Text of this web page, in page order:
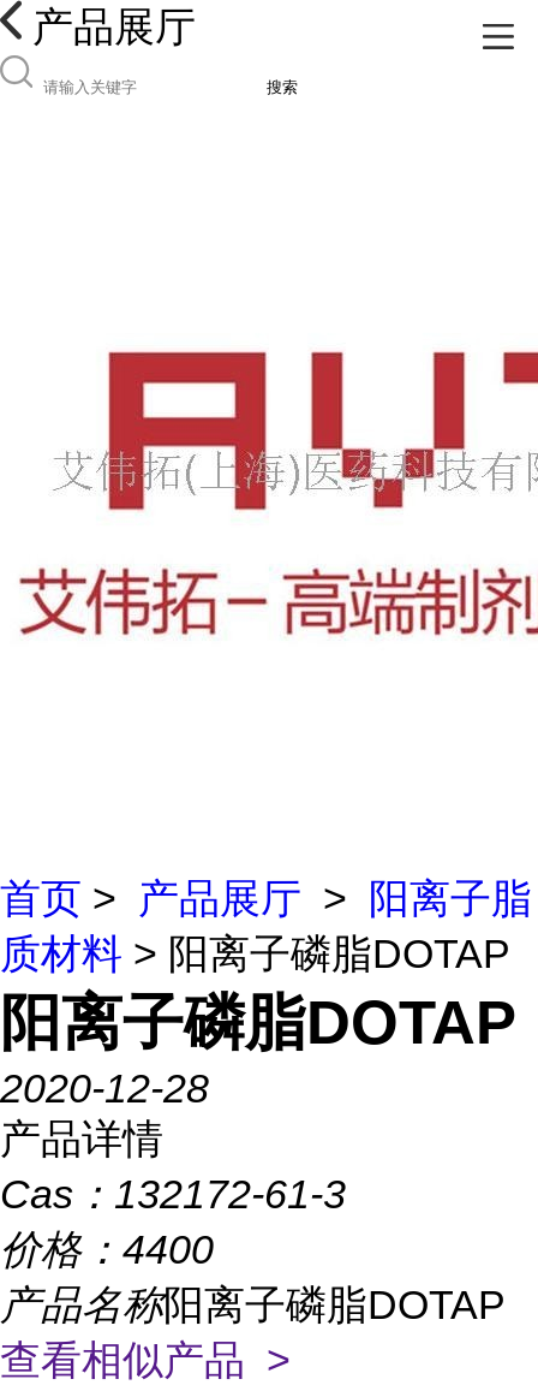
产品展厅
搜索
首页 > 产品展厅 >
阳离子脂
质材料 > 阳离子磷脂DOTAP
阳离子磷脂DOTAP
2020-12-28
产品详情
Cas： 132172-61-3
价格： 4400
产品名称阳离子磷脂DOTAP
查看相似产品 >